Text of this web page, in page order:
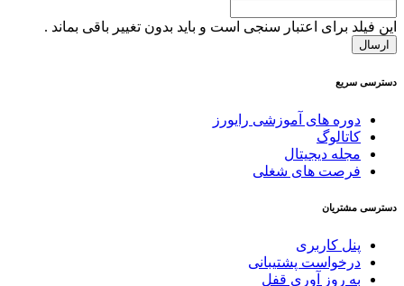
این فیلد برای اعتبار سنجی است و باید بدون تغییر باقی بماند .
دسترسی سریع
دوره های آموزشی رایورز
کاتالوگ
مجله دیجیتال
فرصت های شغلی
دسترسی مشتریان
پنل کاربری
درخواست پشتیبانی
به روز آوری قفل